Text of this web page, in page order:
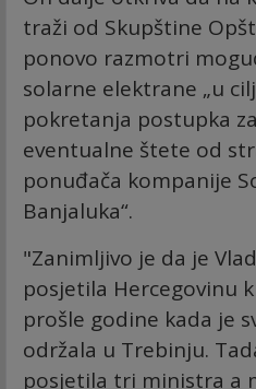
traži od Skupštine
ponovo razmotri
solarne elektrane „u
pokretanja postupka
eventualne štete od
ponuđača kompanije
Banjaluka“.
"Zanimljivo je da je
posjetila Hercegovinu
prošle godine kada je
održala u Trebinju.
posjetila tri ministra a